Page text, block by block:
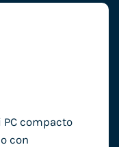
compacto
con